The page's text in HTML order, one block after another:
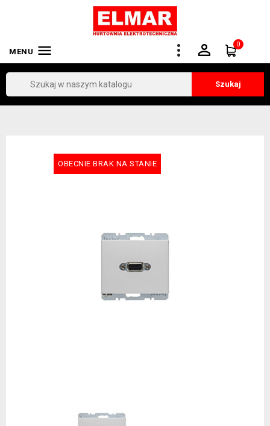
MENU  0

Szukaj
OBECNIE BRAK NA STANIE